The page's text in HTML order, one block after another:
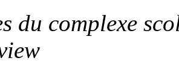
du complexe